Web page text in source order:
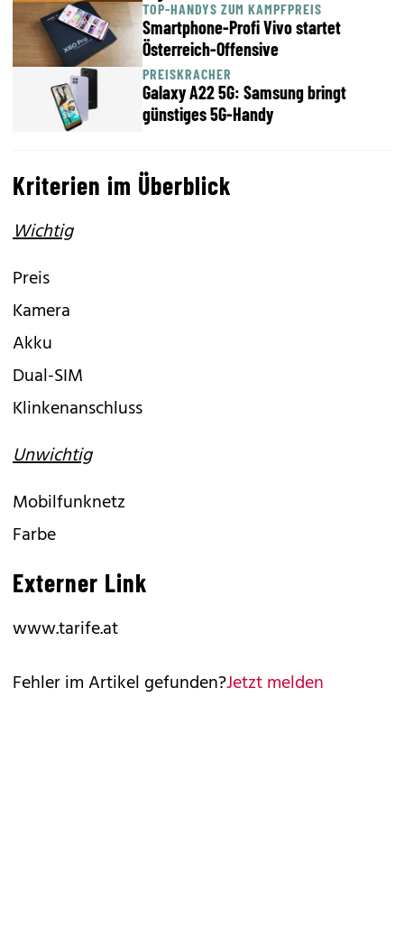
TOP-HANDYS ZUM KAMPFPREIS
Smartphone-Profi Vivo startet
Österreich-Offensive
PREISKRACHER
Galaxy A22 5G: Samsung bringt
günstiges 5G-Handy
Kriterien im Überblick
Wichtig
Preis
Kamera
Akku
Dual-SIM
Klinkenanschluss
Unwichtig
Mobilfunknetz
Farbe
Externer Link
www.tarife.at
Fehler im Artikel gefunden?Jetzt melden